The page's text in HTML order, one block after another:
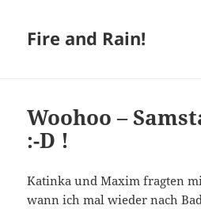
Fire and Rain!
Woohoo –
:-D !
Katinka und Maxim fragten
wann ich mal wieder nach